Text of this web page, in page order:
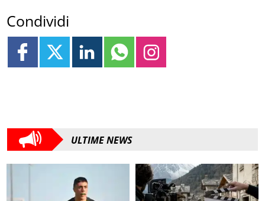
Condividi
ULTIME NEWS